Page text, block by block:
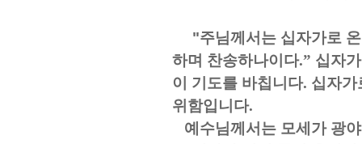
"주님께서는 십자가로 온
하며 찬송하나이다.” 십자
이 기도를 바칩니다. 십자가
위함입니다.
예수님께서는 모세가 광